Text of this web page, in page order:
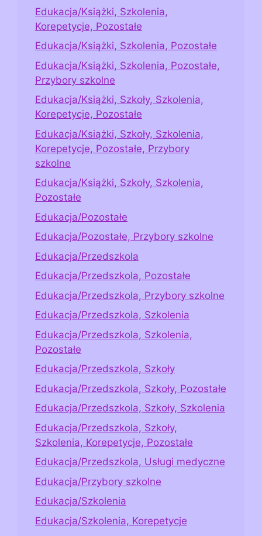
Edukacja/Książki, Szkolenia,
Korepetycje, Pozostałe
Edukacja/Książki, Szkolenia, Pozostałe
Edukacja/Książki, Szkolenia, Pozostałe,
Przybory szkolne
Edukacja/Książki, Szkoły, Szkolenia,
Korepetycje, Pozostałe
Edukacja/Książki, Szkoły, Szkolenia,
Korepetycje, Pozostałe, Przybory
szkolne
Edukacja/Książki, Szkoły, Szkolenia,
Pozostałe
Edukacja/Pozostałe
Edukacja/Pozostałe, Przybory szkolne
Edukacja/Przedszkola
Edukacja/Przedszkola, Pozostałe
Edukacja/Przedszkola, Przybory szkolne
Edukacja/Przedszkola, Szkolenia
Edukacja/Przedszkola, Szkolenia,
Pozostałe
Edukacja/Przedszkola, Szkoły
Edukacja/Przedszkola, Szkoły, Pozostałe
Edukacja/Przedszkola, Szkoły, Szkolenia
Edukacja/Przedszkola, Szkoły,
Szkolenia, Korepetycje, Pozostałe
Edukacja/Przedszkola, Usługi medyczne
Edukacja/Przybory szkolne
Edukacja/Szkolenia
Edukacja/Szkolenia, Korepetycje